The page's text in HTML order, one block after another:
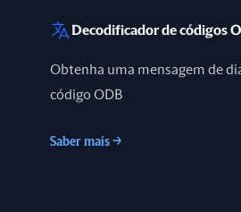
Decodificador de códigos
Obtenha uma mensagem de
código ODB
Saber mais →